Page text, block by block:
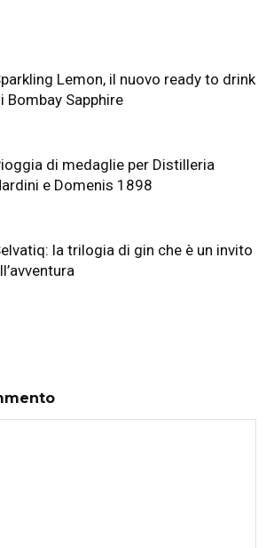
Lemon, il nuovo ready to drink
Bombay Sapphire
di medaglie per Distilleria
e Domenis 1898
la trilogia di gin che è un invito